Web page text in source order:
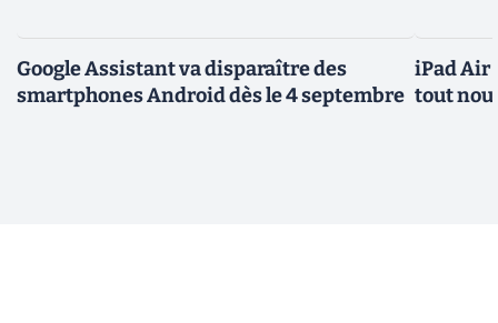
Google Assistant va disparaître des
smartphones Android dès le 4 septembre
iPad Air
tout